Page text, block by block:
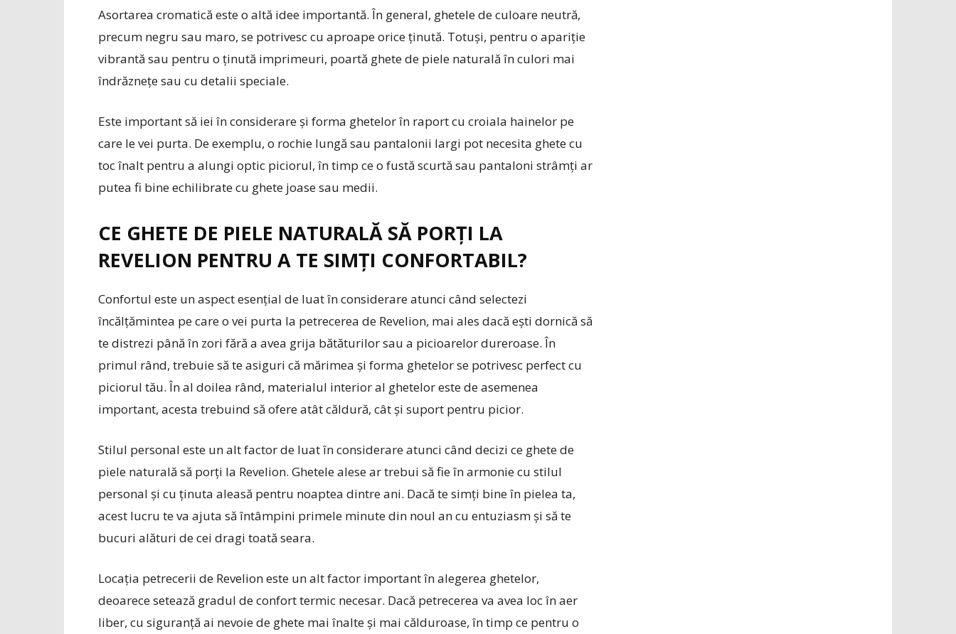
Asortarea cromatică este o altă idee importantă. În general, ghetele de culoare neutră,
precum negru sau maro, se potrivesc cu aproape orice ținută. Totuși, pentru o apariție
vibrantă sau pentru o ținută imprimeuri, poartă ghete de piele naturală în culori mai
îndrăznețe sau cu detalii speciale.
Este important să iei în considerare și forma ghetelor în raport cu croiala hainelor pe
care le vei purta. De exemplu, o rochie lungă sau pantalonii largi pot necesita ghete cu
toc înalt pentru a alungi optic piciorul, în timp ce o fustă scurtă sau pantaloni strâmți ar
putea fi bine echilibrate cu ghete joase sau medii.
CE GHETE DE PIELE NATURALĂ SĂ PORȚI LA
REVELION PENTRU A TE SIMȚI CONFORTABIL?
Confortul este un aspect esențial de luat în considerare atunci când selectezi
încălțămintea pe care o vei purta la petrecerea de Revelion, mai ales dacă ești dornică să
te distrezi până în zori fără a avea grija bătăturilor sau a picioarelor dureroase. În
primul rând, trebuie să te asiguri că mărimea și forma ghetelor se potrivesc perfect cu
piciorul tău. În al doilea rând, materialul interior al ghetelor este de asemenea
important, acesta trebuind să ofere atât căldură, cât și suport pentru picior.
Stilul personal este un alt factor de luat în considerare atunci când decizi ce ghete de
piele naturală să porți la Revelion. Ghetele alese ar trebui să fie în armonie cu stilul
personal și cu ținuta aleasă pentru noaptea dintre ani. Dacă te simți bine în pielea ta,
acest lucru te va ajuta să întâmpini primele minute din noul an cu entuziasm și să te
bucuri alături de cei dragi toată seara.
Locația petrecerii de Revelion este un alt factor important în alegerea ghetelor,
deoarece setează gradul de confort termic necesar. Dacă petrecerea va avea loc în aer
liber, cu siguranță ai nevoie de ghete mai înalte și mai călduroase, în timp ce pentru o